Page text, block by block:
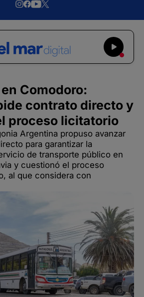
Comodoro:
contrato directo y
proceso licitatorio
Argentina propuso avanzar
para garantizar la
de transporte público en
y cuestionó el proceso
al que considera con